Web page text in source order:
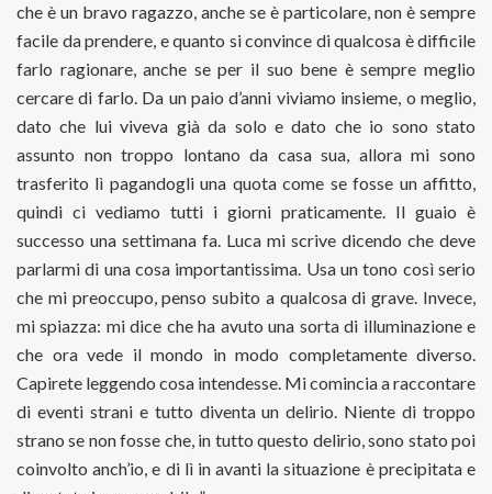
che è un bravo ragazzo, anche se è particolare, non è sempre
facile da prendere, e quanto si convince di qualcosa è difficile
farlo ragionare, anche se per il suo bene è sempre meglio
cercare di farlo. Da un paio d’anni viviamo insieme, o meglio,
dato che lui viveva già da solo e dato che io sono stato
assunto non troppo lontano da casa sua, allora mi sono
trasferito lì pagandogli una quota come se fosse un affitto,
quindi ci vediamo tutti i giorni praticamente. Il guaio è
successo una settimana fa. Luca mi scrive dicendo che deve
parlarmi di una cosa importantissima. Usa un tono così serio
che mi preoccupo, penso subito a qualcosa di grave. Invece,
mi spiazza: mi dice che ha avuto una sorta di illuminazione e
che ora vede il mondo in modo completamente diverso.
Capirete leggendo cosa intendesse. Mi comincia a raccontare
di eventi strani e tutto diventa un delirio. Niente di troppo
strano se non fosse che, in tutto questo delirio, sono stato poi
coinvolto anch’io, e di lì in avanti la situazione è precipitata e